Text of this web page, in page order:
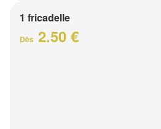
1 fricadelle
Dès 2.50 €